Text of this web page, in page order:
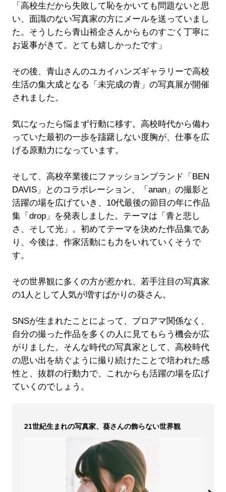
「高校生だから失敗して恥をかいても問題ないと思
い、面識のない写真家の方にメールを送っていまし
た。そうしたら青山裕企さんからものすごく丁寧に
お返事がきて。とても嬉しかったです」
その後、青山さんのユカイハンズギャラリーで高校
生活の集大成となる「未完成の青」の写真展が開催
されました。
気になったら悩まず行動に移す。高校時代から備わ
っていた最初の一歩を躊躇しない度胸が、仕事を広
げる原動力になっています。
そして、高校卒業後にファッションブランド「BEN
DAVIS」とのコラボレーション、「anan」の撮影と
活躍の場を広げていき、10代最後の節目の年に作品
集「drop」を発表しました。テーマは「青と悲し
さ、そして光」。初めてテーマを決めた作品集であ
り、今後は、作家活動にも力をいれていくそうで
す。
その世界観に多くの方が惹かれ、若手注目の写真家
の1人として人気が増すばかりの葵さん。
SNSが生まれたことによって、プロアマ関係なく、
自分の撮った作品を多くの人に見てもらう機会が広
がりました。そんな時代の写真家として、高校時代
の思い出を紡ぐように撮り続けたことで培われた感
性と、抜群の行動力で、これからも活躍の場を広げ
ていくのでしょう。
21世紀生まれの写真家、葵さんの飾らない世界観